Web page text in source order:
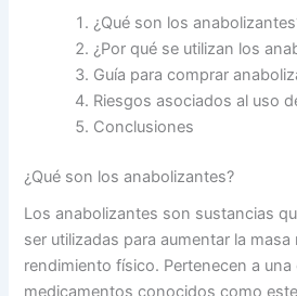
¿Qué son los
¿Por qué se utilizan los
Guía para comprar
Riesgos asociados al uso
Conclusiones
¿Qué son los anabolizantes?
Los anabolizantes son sustancias
ser utilizadas para aumentar la
rendimiento físico. Pertenecen a una
medicamentos conocidos como